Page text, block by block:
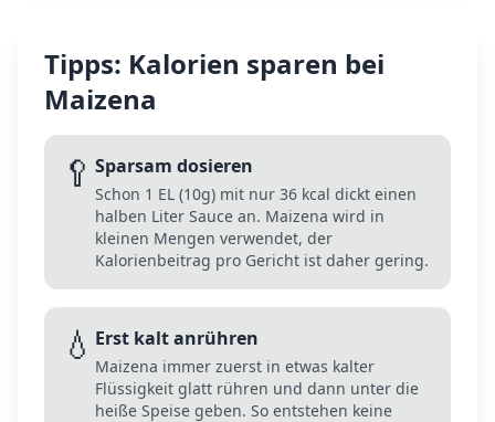
Tipps: Kalorien sparen bei
Maizena
🥄 Sparsam dosieren
Schon 1 EL (10g) mit nur 36 kcal dickt einen
halben Liter Sauce an. Maizena wird in
kleinen Mengen verwendet, der
Kalorienbeitrag pro Gericht ist daher gering.
💧 Erst kalt anrühren
Maizena immer zuerst in etwas kalter
Flüssigkeit glatt rühren und dann unter die
heiße Speise geben. So entstehen keine